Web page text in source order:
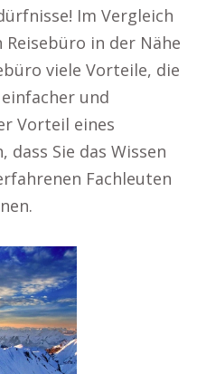
Im Vergleich
in der Nähe
viele Vorteile, die
und
Vorteil eines
Sie das Wissen
Fachleuten